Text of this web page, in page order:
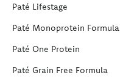
Paté Lifestage
Paté Monoprotein Formula
Paté One Protein
Paté Grain Free Formula